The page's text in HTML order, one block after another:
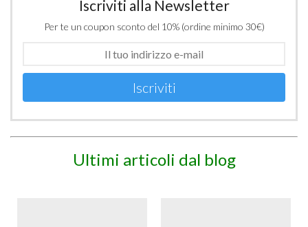
Iscriviti alla Newsletter
Per te un coupon sconto del 10% (ordine minimo 30€)
Iscriviti
Ultimi articoli dal blog